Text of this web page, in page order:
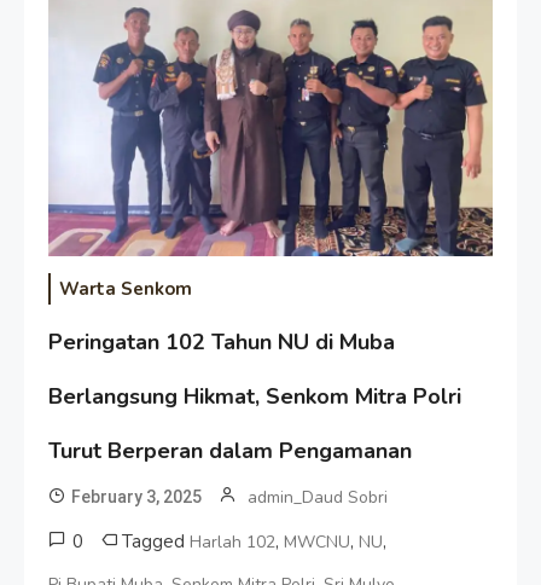
Warta Senkom
Peringatan 102 Tahun NU di Muba
Berlangsung Hikmat, Senkom Mitra Polri
Turut Berperan dalam Pengamanan
February 3, 2025 admin_Daud Sobri
0 Tagged Harlah 102, MWCNU, NU,